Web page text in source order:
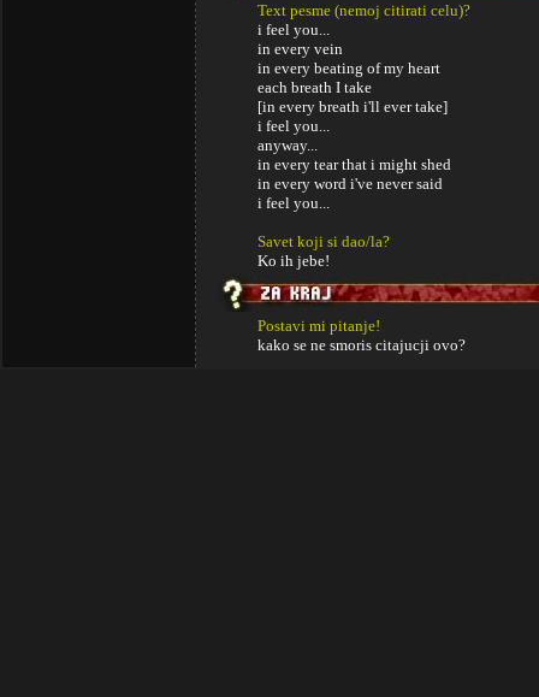
Text pesme (nemoj citirati celu)?
i feel you...
in every vein
in every beating of my heart
each breath I take
[in every breath i'll ever take]
i feel you...
anyway...
in every tear that i might shed
in every word i've never said
i feel you...
Savet koji si dao/la?
Ko ih jebe!
Postavi mi pitanje!
kako se ne smoris citajucji ovo?